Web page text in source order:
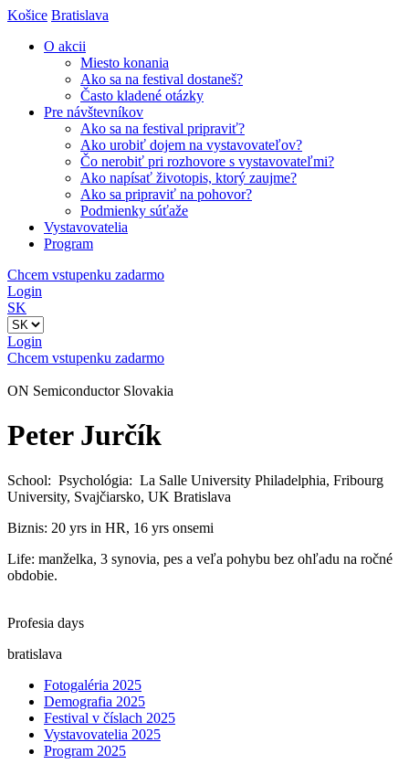
Košice Bratislava
O akcii
Miesto konania
Ako sa na festival dostaneš?
Často kladené otázky
Pre návštevníkov
Ako sa na festival pripraviť?
Ako urobiť dojem na vystavovateľov?
Čo nerobiť pri rozhovore s vystavovateľmi?
Ako napísať životopis, ktorý zaujme?
Ako sa pripraviť na pohovor?
Podmienky súťaže
Vystavovatelia
Program
Chcem vstupenku zadarmo
Login
SK
Login
Chcem vstupenku zadarmo
ON Semiconductor Slovakia
Peter Jurčík
School: Psychológia: La Salle University Philadelphia, Fribourg
University, Svajčiarsko, UK Bratislava
Biznis: 20 yrs in HR, 16 yrs onsemi
Life: manželka, 3 synovia, pes a veľa pohybu bez ohľadu na ročné
obdobie.
Profesia days
bratislava
Fotogaléria 2025
Demografia 2025
Festival v číslach 2025
Vystavovatelia 2025
Program 2025